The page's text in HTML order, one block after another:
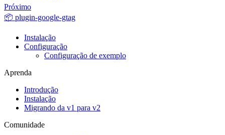
Próximo
📦 plugin-google-gtag
Instalação
Configuração
Configuração de exemplo
Aprenda
Introdução
Instalação
Migrando da v1 para v2
Comunidade